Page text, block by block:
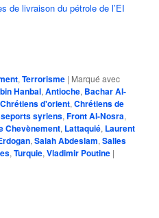
de livraison du pétrole de l’EI
,Terrorisme | Marqué avec
Hanbal,Antioche, Bachar Al-
Chrétiens d'orient,Chrétiens de
syriens,Front Al-Nosra,
Chevènement, Lattaquié, Laurent
,Salah Abdeslam,Salles
,Turquie,Vladimir Poutine |